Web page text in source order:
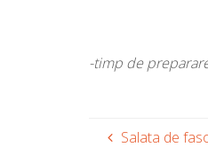
-timp de
Salata de